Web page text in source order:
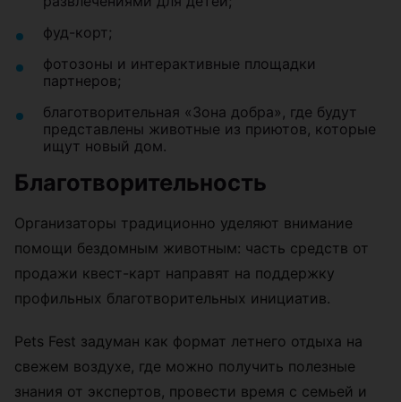
фуд-корт;
фотозоны и интерактивные площадки
партнеров;
благотворительная «Зона добра», где будут
представлены животные из приютов, которые
ищут новый дом.
Благотворительность
Организаторы традиционно уделяют внимание
помощи бездомным животным: часть средств от
продажи квест-карт направят на поддержку
профильных благотворительных инициатив.
Pets Fest задуман как формат летнего отдыха на
свежем воздухе, где можно получить полезные
знания от экспертов, провести время с семьей и